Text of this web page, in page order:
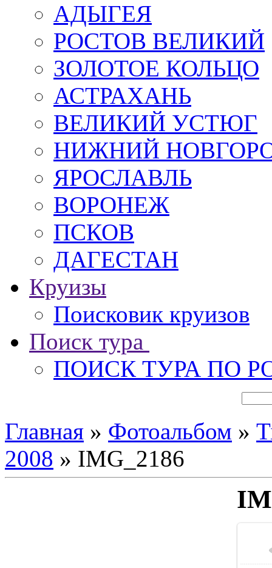
АДЫГЕЯ
РОСТОВ ВЕЛИКИЙ
ЗОЛОТОЕ КОЛЬЦО
АСТРАХАНЬ
ВЕЛИКИЙ УСТЮГ
НИЖНИЙ
ЯРОСЛАВЛЬ
ВОРОНЕЖ
ПСКОВ
ДАГЕСТАН
Круизы
Поисковик круизов
Поиск тура
ПОИСК ТУРА ПО
Главная » Фотоальбом »
2008 » IMG_2186